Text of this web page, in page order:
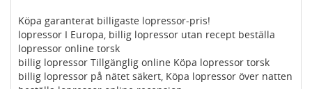
Köpa garanterat billigaste lopressor-pris!
lopressor I Europa, billig lopressor utan recept beställa
lopressor online torsk
billig lopressor Tillgänglig online Köpa lopressor torsk
billig lopressor på nätet säkert, Köpa lopressor över natten